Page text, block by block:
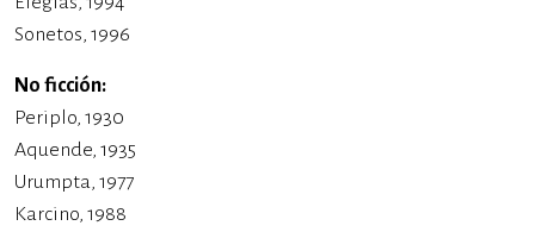
Sonetos, 1996
No ficción:
Periplo, 1930
Aquende, 1935
Urumpta, 1977
Karcino, 1988